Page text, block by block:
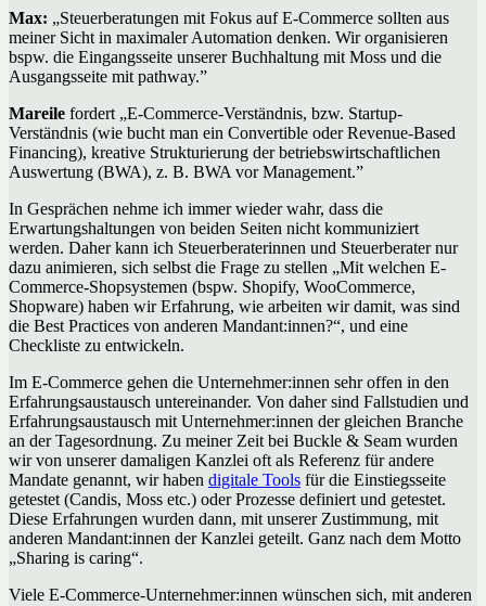
Max: „Steuerberatungen mit Fokus auf E-Commerce sollten aus
meiner Sicht in maximaler Automation denken. Wir organisieren
bspw. die Eingangsseite unserer Buchhaltung mit Moss und die
Ausgangsseite mit pathway.”
Mareile fordert „E-Commerce-Verständnis, bzw. Startup-
Verständnis (wie bucht man ein Convertible oder Revenue-Based
Financing), kreative Strukturierung der betriebswirtschaftlichen
Auswertung (BWA), z. B. BWA vor Management.”
In Gesprächen nehme ich immer wieder wahr, dass die
Erwartungshaltungen von beiden Seiten nicht kommuniziert
werden. Daher kann ich Steuerberaterinnen und Steuerberater nur
dazu animieren, sich selbst die Frage zu stellen „Mit welchen E-
Commerce-Shopsystemen (bspw. Shopify, WooCommerce,
Shopware) haben wir Erfahrung, wie arbeiten wir damit, was sind
die Best Practices von anderen Mandant:innen?“, und eine
Checkliste zu entwickeln.
Im E-Commerce gehen die Unternehmer:innen sehr offen in den
Erfahrungsaustausch untereinander. Von daher sind Fallstudien und
Erfahrungsaustausch mit Unternehmer:innen der gleichen Branche
an der Tagesordnung. Zu meiner Zeit bei Buckle & Seam wurden
wir von unserer damaligen Kanzlei oft als Referenz für andere
Mandate genannt, wir haben digitale Tools für die Einstiegsseite
getestet (Candis, Moss etc.) oder Prozesse definiert und getestet.
Diese Erfahrungen wurden dann, mit unserer Zustimmung, mit
anderen Mandant:innen der Kanzlei geteilt. Ganz nach dem Motto
„Sharing is caring“.
Viele E-Commerce-Unternehmer:innen wünschen sich, mit anderen